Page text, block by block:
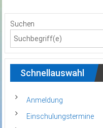
Suchen
Schnellauswahl
Anmeldung
Einschulungstermine